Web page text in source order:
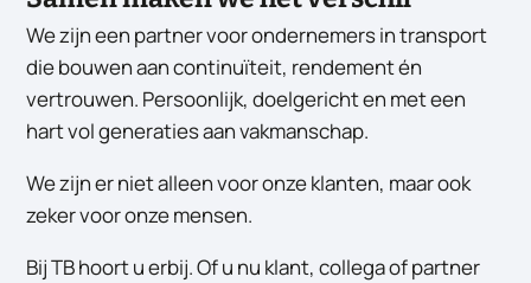
We zijn een partner voor ondernemers in transport
die bouwen aan continuïteit, rendement én
vertrouwen. Persoonlijk, doelgericht en met een
hart vol generaties aan vakmanschap.
We zijn er niet alleen voor onze klanten, maar ook
zeker voor onze mensen.
Bij TB hoort u erbij. Of u nu klant, collega of partner